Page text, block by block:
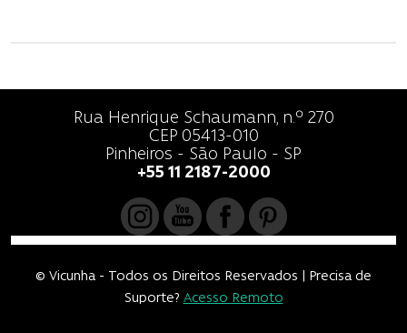
Rua Henrique Schaumann, n.º 270
CEP 05413-010
Pinheiros - São Paulo - SP
+55 11 2187-2000
© Vicunha - Todos os Direitos Reservados | Precisa de
Suporte? Acesso Remoto